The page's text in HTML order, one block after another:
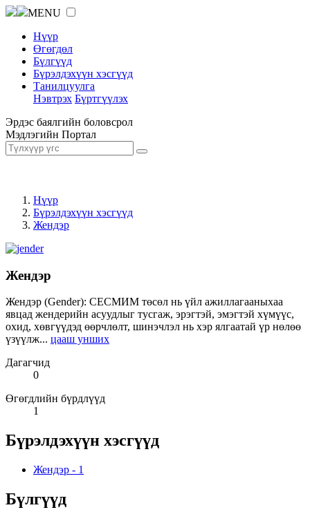
MENU
Нүүр
Өгөгдөл
Бүлгүүд
Бүрэлдэхүүн хэсгүүд
Танилцуулга
Нэвтрэх Бүртгүүлэх
Эрдэс баялгийн боловсрол
Мэдлэгийн Портал
Нүүр
Бүрэлдэхүүн хэсгүүд
Жендэр
Жендэр
Жендэр (Gender): СЕСМИМ төсөл нь үйл ажиллагааныхаа
явцад жендерийн асуудлыг тусгаж, эрэгтэй, эмэгтэй хүмүүс,
охид, хөвгүүдэд өөрчлөлт, шинэчлэл нь хэр ялгаатай үр нөлөө
үзүүлж... цааш унших
Дагагчид
0
Өгөгдлийн бүрдлүүд
1
Бүрэлдэхүүн хэсгүүд
Жендэр - 1
Бүлгүүд